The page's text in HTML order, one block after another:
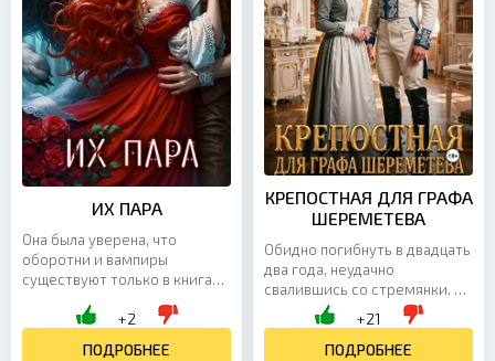
ИХ ПАРА
Она была уверена, что
оборотни и вампиры
существуют только в книгах,
До тех пор, пока однажды не
+2
ПОДРОБНЕЕ
КРЕПОСТНАЯ ДЛЯ ГРАФА
ШЕРЕМЕТЕВА
Обидно погибнуть в двадцать
два года, неудачно
свалившись со стремянки. Но
еще обиднее переместиться
на двести лет в прошлое и
очнуться в теле...
+21
ПОДРОБНЕЕ